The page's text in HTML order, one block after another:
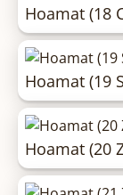
Hoamat (18
Hoamat (19
Hoamat (20